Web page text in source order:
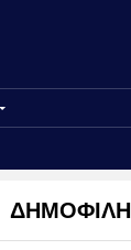
ΔΗΜΟΦΙΛΗ